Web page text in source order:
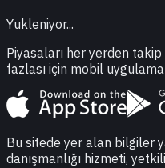
Yukleniyor...
Piyasaları her yerden
fazlası için mobil
Bu sitede yer alan bilgiler
danışmanlığı hizmeti,